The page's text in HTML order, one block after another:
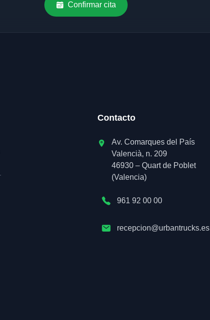
Confirmar cita
Contacto
Av. Comarques del País
Valencià, n. 209
46930 – Quart de Poblet
(Valencia)
961 92 00 00
recepcion@urbantrucks.es